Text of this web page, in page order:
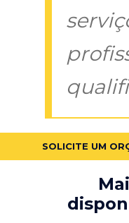
SOLICITE UM